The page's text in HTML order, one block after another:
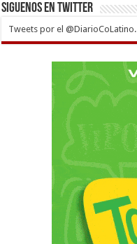
Siguenos en twitter
Tweets por el @DiarioCoLatino.